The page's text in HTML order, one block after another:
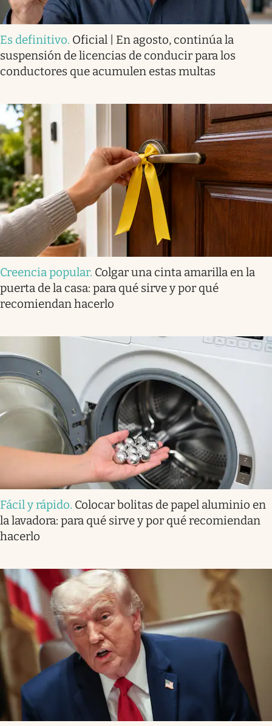
Es definitivo. Oficial | En agosto, continúa la
suspensión de licencias de conducir para los
conductores que acumulen estas multas
Creencia popular. Colgar una cinta amarilla en la
puerta de la casa: para qué sirve y por qué
recomiendan hacerlo
Fácil y rápido. Colocar bolitas de papel aluminio en
la lavadora: para qué sirve y por qué recomiendan
hacerlo